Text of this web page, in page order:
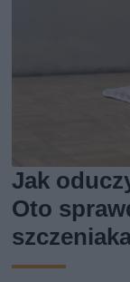
Jak
Oto